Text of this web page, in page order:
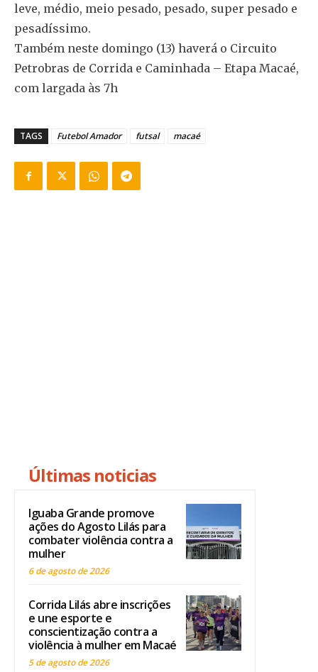
leve, médio, meio pesado, pesado, super pesado e
pesadíssimo.
Também neste domingo (13) haverá o Circuito
Petrobras de Corrida e Caminhada – Etapa Macaé,
com largada às 7h
TAGS Futebol Amador futsal macaé
Últimas noticias
Iguaba Grande promove
ações do Agosto Lilás para
combater violência contra a
mulher
6 de agosto de 2026
Corrida Lilás abre inscrições
e une esporte e
conscientização contra a
violência à mulher em Macaé
5 de agosto de 2026